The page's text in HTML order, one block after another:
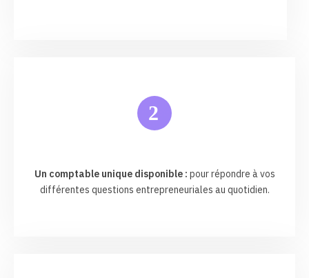
2
Un comptable unique disponible : pour répondre à vos
différentes questions entrepreneuriales au quotidien.